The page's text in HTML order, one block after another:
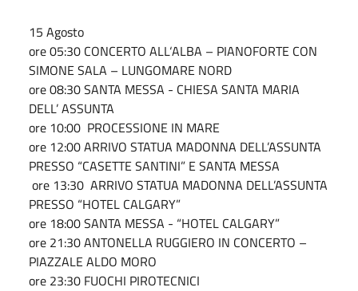
15 Agosto
ore 05:30 CONCERTO ALL‘ALBA – PIANOFORTE CON
SIMONE SALA – LUNGOMARE NORD
ore 08:30 SANTA MESSA - CHIESA SANTA MARIA
DELL’ ASSUNTA
ore 10:00 PROCESSIONE IN MARE
ore 12:00 ARRIVO STATUA MADONNA DELL’ASSUNTA
PRESSO “CASETTE SANTINI” E SANTA MESSA
ore 13:30 ARRIVO STATUA MADONNA DELL’ASSUNTA
PRESSO “HOTEL CALGARY”
ore 18:00 SANTA MESSA - “HOTEL CALGARY”
ore 21:30 ANTONELLA RUGGIERO IN CONCERTO –
PIAZZALE ALDO MORO
ore 23:30 FUOCHI PIROTECNICI